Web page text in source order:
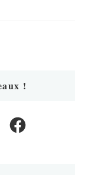
!
Facebook